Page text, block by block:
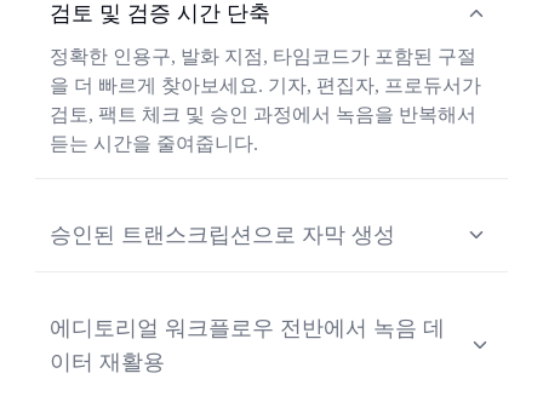
검토 및 검증 시간 단축
정확한 인용구, 발화 지점, 타임코드가 포함된 구절
을 더 빠르게 찾아보세요. 기자, 편집자, 프로듀서가
검토, 팩트 체크 및 승인 과정에서 녹음을 반복해서
듣는 시간을 줄여줍니다.
승인된 트랜스크립션으로 자막 생성
및 멀티 플랫폼 미디어 배포 전반에서 높은 일관성을
유지할 수 있습니다.
에디토리얼 워크플로우 전반에서 녹음 데
이터 재활용